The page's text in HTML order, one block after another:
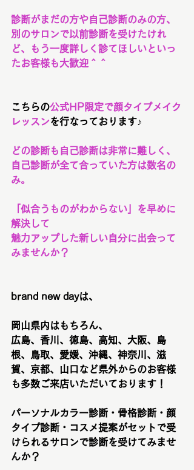
診断がまだの方や自己診断のみの方、
別のサロンで以前診断を受けたけれ
ど、もう一度詳しく診てほしいといっ
たお客様も大歓迎＾＾
こちらの公式HP限定で顔タイプメイク
レッスンを行なっております♪
どの診断も自己診断は非常に難しく、
自己診断が全て合っていた方は数名の
み。
「似合うものがわからない」を早めに
解決して
魅力アップした新しい自分に出会って
みませんか？
brand new dayは、
岡山県内はもちろん、
広島、香川、徳島、高知、大阪、島
根、鳥取、愛媛、沖縄、神奈川、滋
賀、京都、山口など県外からのお客様
も多数ご来店いただいております！
パーソナルカラー診断・骨格診断・顔
タイプ診断・コスメ提案がセットで受
けられるサロンで診断を受けてみませ
んか？